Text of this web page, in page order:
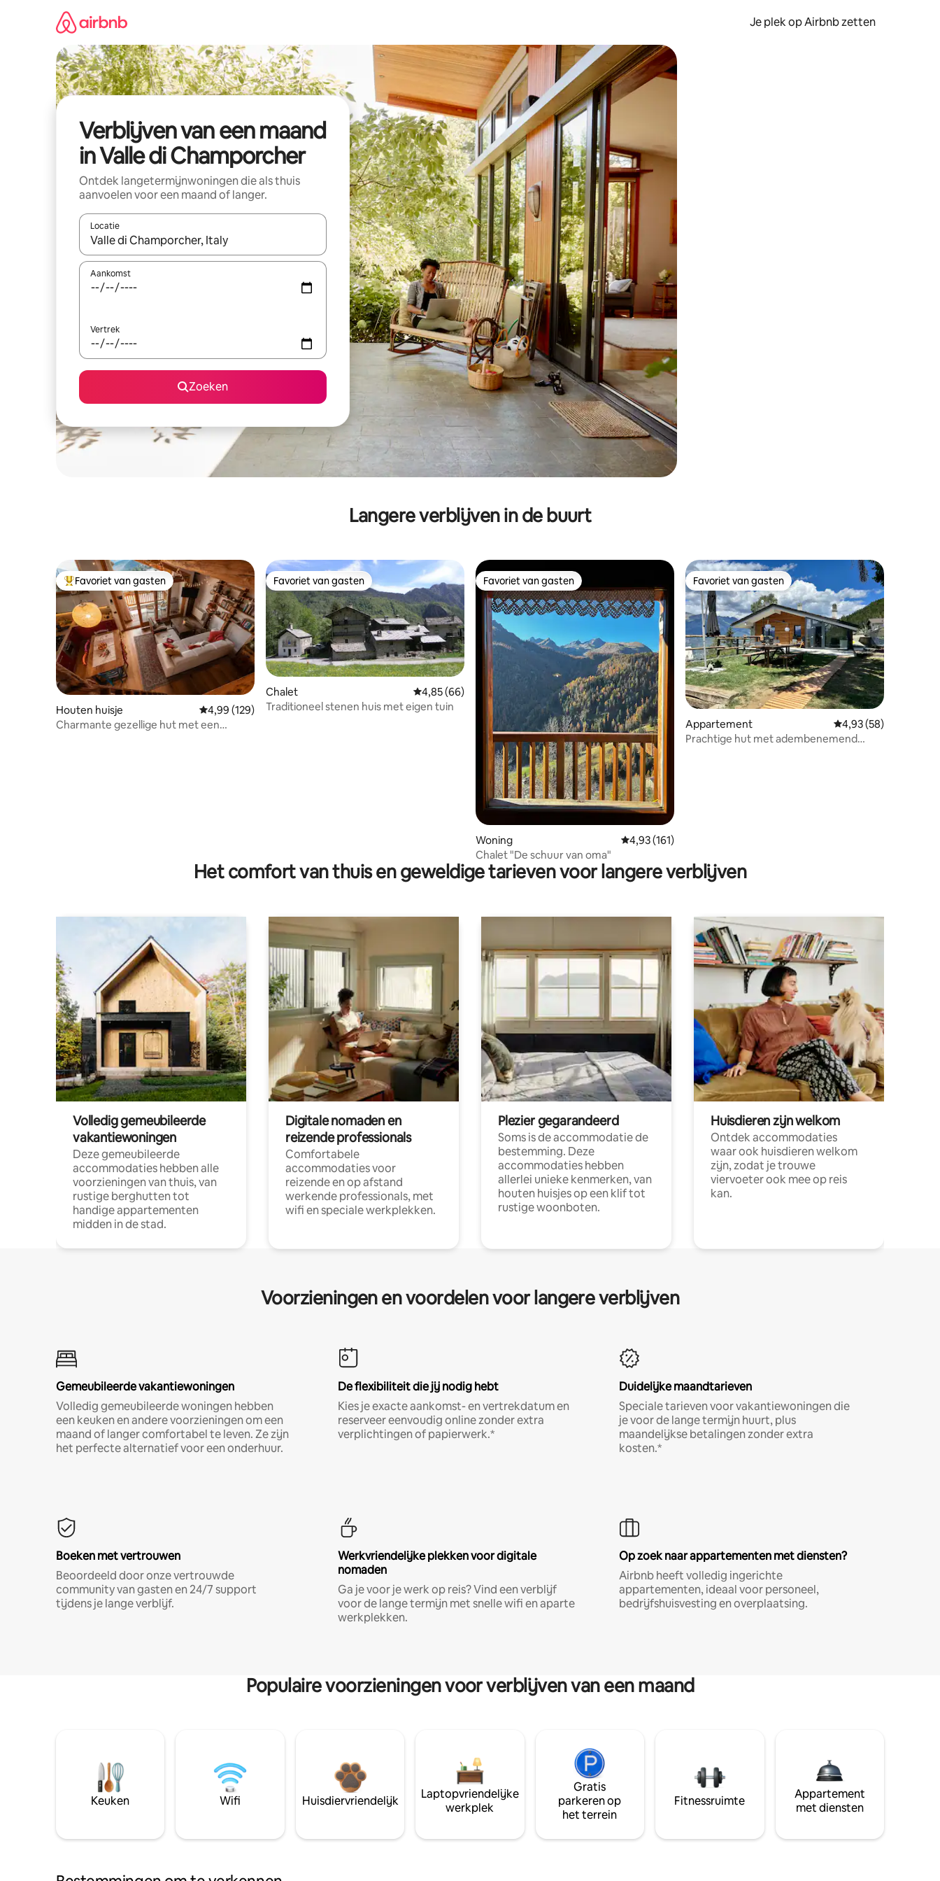
Je plek op Airbnb zetten
Verblijven van een maand
in Valle di Champorcher
Ontdek langetermijnwoningen die als thuis
aanvoelen voor een maand of langer.
Locatie
Wanneer er resultaten beschikbaar zijn, maak je een keuze met je de pijltjestoetsen omhoog en omlaag, óf door te tikken of swipen.
Aankomst
Vertrek
Zoeken
Langere verblijven in de buurt
Topfavoriet van gasten
Favoriet van gasten
Houten huisje Gemiddelde beoordeling van 4,99 op 5, 129 recensies
4,99 (129)
Charmante gezellige hut met een
Favoriet van gasten
Favoriet van gasten
Chalet Gemiddelde beoordeling van 4,85 op 5, 66 recensies
4,85 (66)
Traditioneel stenen huis met eigen tuin
Favoriet van gasten
Favoriet van gasten
Woning Gemiddelde beoordeling van 4,93 op 5, 161 recensies
4,93 (161)
Chalet "De schuur van oma"
Favoriet van gasten
Favoriet van gasten
Appartement Gemiddelde
4,93 (58)
Prachtige hut met adembenemend
Het comfort van thuis en geweldige tarieven voor langere verblijven
Volledig gemeubileerde
vakantiewoningen
Deze gemeubileerde
accommodaties hebben alle
voorzieningen van thuis, van
rustige berghutten tot
handige appartementen
midden in de stad.
Digitale nomaden en
reizende professionals
Comfortabele
accommodaties voor
reizende en op afstand
werkende professionals, met
wifi en speciale werkplekken.
Plezier gegarandeerd
Soms is de accommodatie de
bestemming. Deze
accommodaties hebben
allerlei unieke kenmerken, van
houten huisjes op een klif tot
rustige woonboten.
Huisdieren zijn welkom
Ontdek accommodaties
waar ook huisdieren welkom
zijn, zodat je trouwe
viervoeter ook mee op reis
kan.
Voorzieningen en voordelen voor langere verblijven
Gemeubileerde vakantiewoningen
Volledig gemeubileerde woningen hebben
een keuken en andere voorzieningen om een
maand of langer comfortabel te leven. Ze zijn
het perfecte alternatief voor een onderhuur.
De flexibiliteit die jij nodig hebt
Kies je exacte aankomst- en vertrekdatum en
reserveer eenvoudig online zonder extra
verplichtingen of papierwerk.*
Duidelijke maandtarieven
Speciale tarieven voor vakantiewoningen die
je voor de lange termijn huurt, plus
maandelijkse betalingen zonder extra
kosten.*
Boeken met vertrouwen
Beoordeeld door onze vertrouwde
community van gasten en 24/7 support
tijdens je lange verblijf.
Werkvriendelijke plekken voor digitale
nomaden
Ga je voor je werk op reis? Vind een verblijf
voor de lange termijn met snelle wifi en aparte
werkplekken.
Op zoek naar appartementen met diensten?
Airbnb heeft volledig ingerichte
appartementen, ideaal voor personeel,
bedrijfshuisvesting en overplaatsing.
Populaire voorzieningen voor verblijven van een maand
Keuken Wifi Huisdiervriendelijk
Laptopvriendelijke
werkplek
Gratis
parkeren op
het terrein
Fitnessruimte
Appartement
met diensten